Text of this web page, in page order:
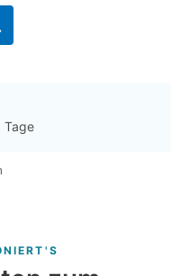
Tage